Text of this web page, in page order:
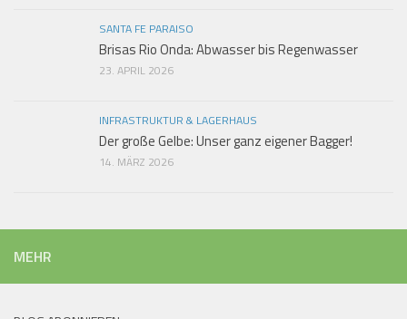
SANTA FE PARAISO
Brisas Rio Onda: Abwasser bis Regenwasser
23. APRIL 2026
INFRASTRUKTUR & LAGERHAUS
Der große Gelbe: Unser ganz eigener Bagger!
14. MÄRZ 2026
MEHR